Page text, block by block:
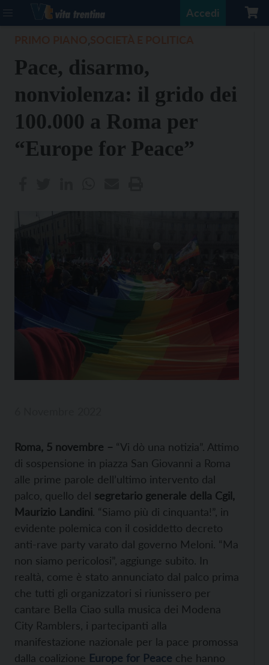
Accedi
,
Pace, disarmo,
nonviolenza: il grido dei
100.000 a Roma per
“Europe for Peace”
Roma, 5 novembre – “Vi dò una notizia”. Attimo
di sospensione in piazza San Giovanni a Roma
alle prime parole dell’ultimo intervento dal
palco, quello del segretario generale della Cgil,
Maurizio Landini. “Siamo più di cinquanta!”, in
evidente polemica con il cosiddetto decreto
anti-rave party varato dal governo Meloni. “Ma
non siamo pericolosi”, aggiunge subito. In
realtà, come è stato annunciato dal palco prima
che tutti gli organizzatori si riunissero per
cantare Bella Ciao sulla musica dei Modena
City Ramblers, i partecipanti alla
manifestazione nazionale per la pace promossa
dalla coalizione Europe for Peace che hanno